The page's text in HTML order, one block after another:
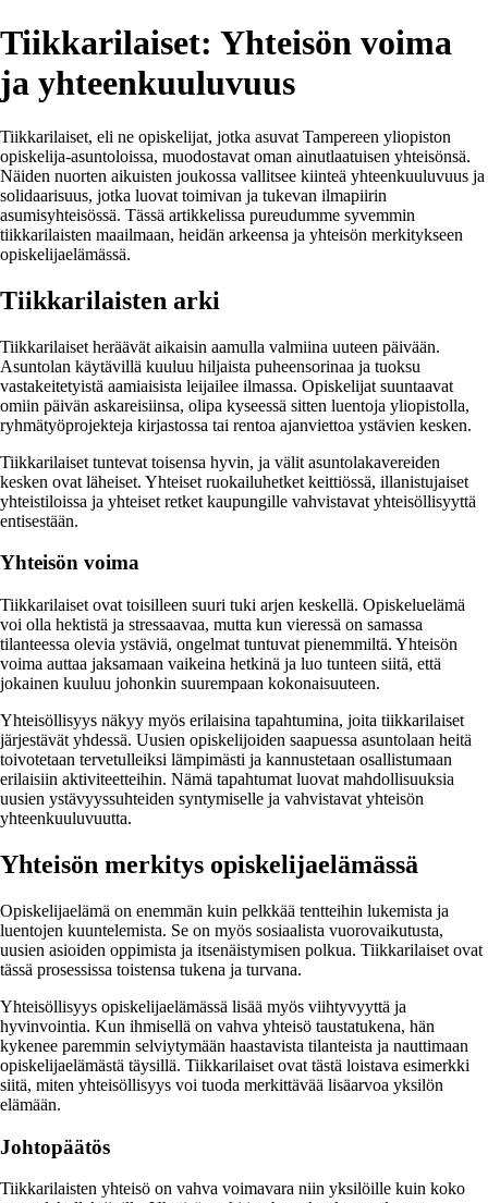
Tiikkarilaiset: Yhteisön voima
ja yhteenkuuluvuus
Tiikkarilaiset, eli ne opiskelijat, jotka asuvat Tampereen yliopiston
opiskelija-asuntoloissa, muodostavat oman ainutlaatuisen yhteisönsä.
Näiden nuorten aikuisten joukossa vallitsee kiinteä yhteenkuuluvuus ja
solidaarisuus, jotka luovat toimivan ja tukevan ilmapiirin
asumisyhteisössä. Tässä artikkelissa pureudumme syvemmin
tiikkarilaisten maailmaan, heidän arkeensa ja yhteisön merkitykseen
opiskelijaelämässä.
Tiikkarilaisten arki
Tiikkarilaiset heräävät aikaisin aamulla valmiina uuteen päivään.
Asuntolan käytävillä kuuluu hiljaista puheensorinaa ja tuoksu
vastakeitetyistä aamiaisista leijailee ilmassa. Opiskelijat suuntaavat
omiin päivän askareisiinsa, olipa kyseessä sitten luentoja yliopistolla,
ryhmätyöprojekteja kirjastossa tai rentoa ajanviettoa ystävien kesken.
Tiikkarilaiset tuntevat toisensa hyvin, ja välit asuntolakavereiden
kesken ovat läheiset. Yhteiset ruokailuhetket keittiössä, illanistujaiset
yhteistiloissa ja yhteiset retket kaupungille vahvistavat yhteisöllisyyttä
entisestään.
Yhteisön voima
Tiikkarilaiset ovat toisilleen suuri tuki arjen keskellä. Opiskeluelämä
voi olla hektistä ja stressaavaa, mutta kun vieressä on samassa
tilanteessa olevia ystäviä, ongelmat tuntuvat pienemmiltä. Yhteisön
voima auttaa jaksamaan vaikeina hetkinä ja luo tunteen siitä, että
jokainen kuuluu johonkin suurempaan kokonaisuuteen.
Yhteisöllisyys näkyy myös erilaisina tapahtumina, joita tiikkarilaiset
järjestävät yhdessä. Uusien opiskelijoiden saapuessa asuntolaan heitä
toivotetaan tervetulleiksi lämpimästi ja kannustetaan osallistumaan
erilaisiin aktiviteetteihin. Nämä tapahtumat luovat mahdollisuuksia
uusien ystävyyssuhteiden syntymiselle ja vahvistavat yhteisön
yhteenkuuluvuutta.
Yhteisön merkitys opiskelijaelämässä
Opiskelijaelämä on enemmän kuin pelkkää tentteihin lukemista ja
luentojen kuuntelemista. Se on myös sosiaalista vuorovaikutusta,
uusien asioiden oppimista ja itsenäistymisen polkua. Tiikkarilaiset ovat
tässä prosessissa toistensa tukena ja turvana.
Yhteisöllisyys opiskelijaelämässä lisää myös viihtyvyyttä ja
hyvinvointia. Kun ihmisellä on vahva yhteisö taustatukena, hän
kykenee paremmin selviytymään haastavista tilanteista ja nauttimaan
opiskelijaelämästä täysillä. Tiikkarilaiset ovat tästä loistava esimerkki
siitä, miten yhteisöllisyys voi tuoda merkittävää lisäarvoa yksilön
elämään.
Johtopäätös
Tiikkarilaisten yhteisö on vahva voimavara niin yksilöille kuin koko